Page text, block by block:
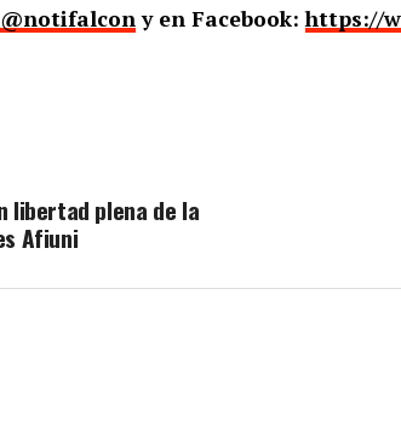
@notifalcony en Facebook:https://
libertad plena de la
Afiuni